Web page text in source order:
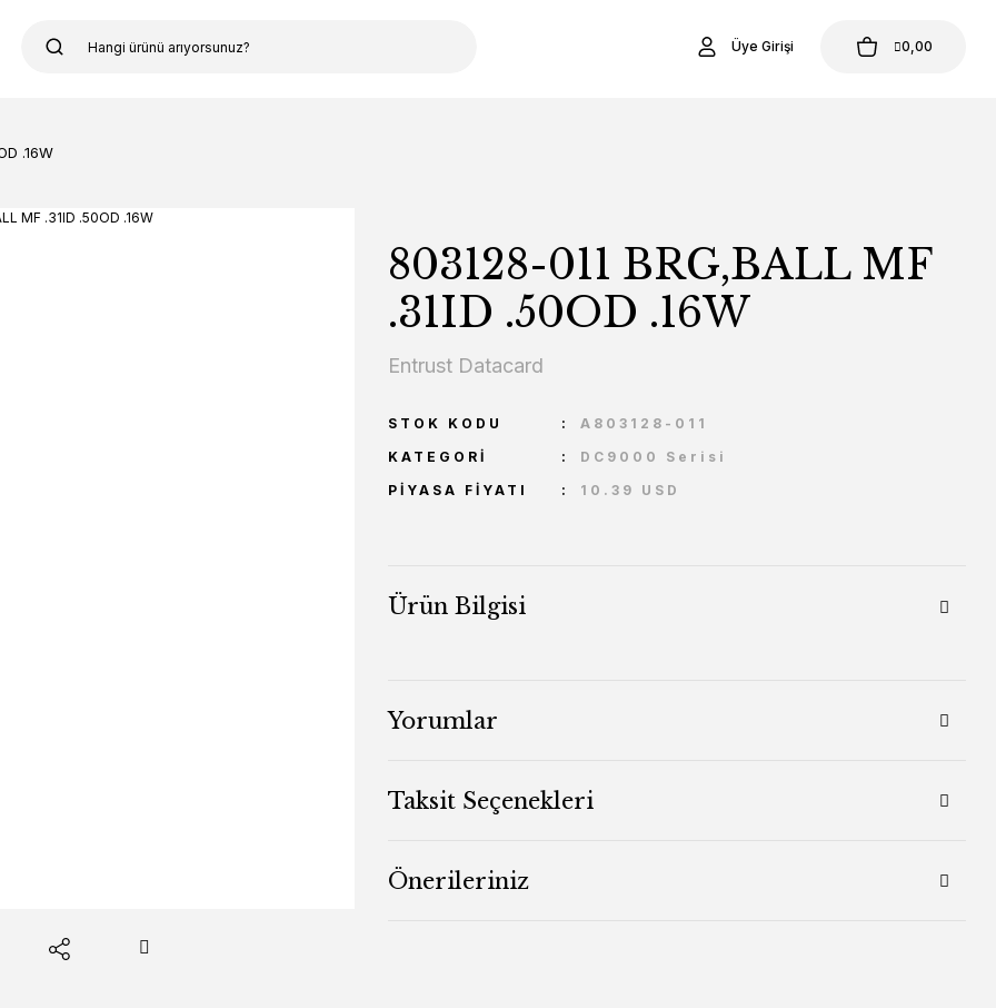
Üye Girişi 0,00
.16W
803128-011 BRG,BALL MF
.31ID .50OD .16W
Entrust Datacard
STOK KODU
A803128-011
KATEGORI
DC9000 Serisi
PIYASA FIYATI
10.39 USD
Ürün Bilgisi
Yorumlar
Taksit Seçenekleri
Önerileriniz